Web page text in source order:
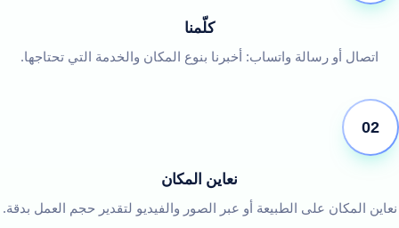
كلّمنا
اتصال أو رسالة واتساب: أخبرنا بنوع المكان والخدمة التي تحتاجها.
02
نعاين المكان
نعاين المكان على الطبيعة أو عبر الصور والفيديو لتقدير حجم العمل بدقة.